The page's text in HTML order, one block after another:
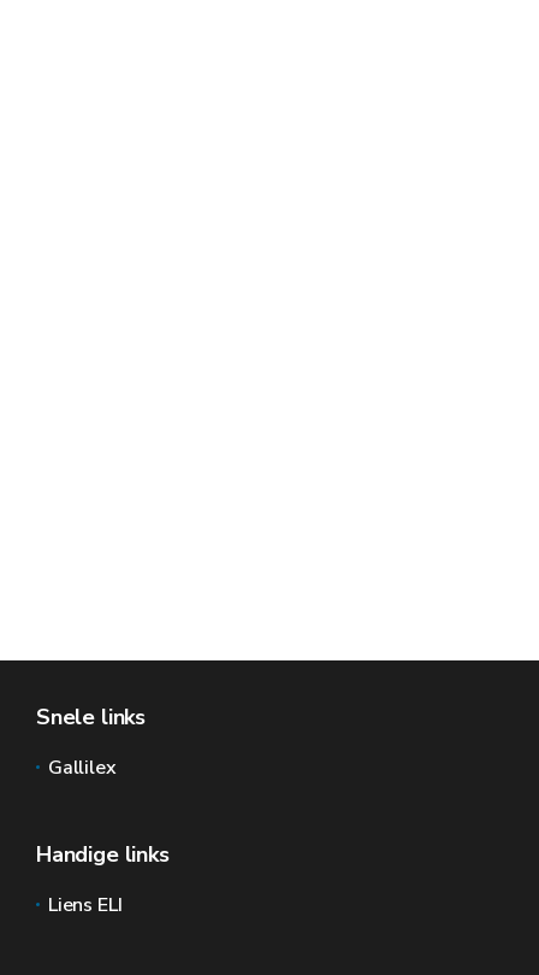
Snele links
Gallilex
Handige links
Liens ELI